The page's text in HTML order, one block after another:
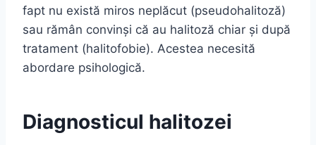
fapt nu există miros neplăcut (pseudohalitoză)
sau rămân convinși că au halitoză chiar și după
tratament (halitofobie). Acestea necesită
abordare psihologică.
Diagnosticul halitozei